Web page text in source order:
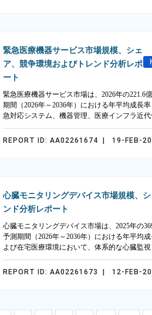
緊急医療機器サービス市場規模、シェ
ア、競争環境およびトレンド分析レポ
ート
緊急医療機器サービス市場は、2026年の221.6
期間（2026年～2036年）における年平均成長
急対応システム、機器管理、医療インフラ近
REPORT ID: AA02261674 | 19-FEB-
心臓モニタリングデバイス市場規模、
ンド分析レポート
心臓モニタリングデバイス市場は、2025年の
予測期間（2026年～2036年）における年平均
よび在宅医療環境において、体系的な心臓監
REPORT ID: AA02261673 | 12-FEB-